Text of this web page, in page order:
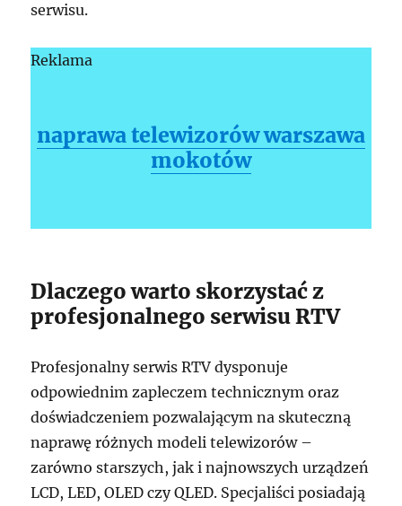
serwisu.
Reklama
naprawa telewizorów warszawa
mokotów
Dlaczego warto skorzystać z
profesjonalnego serwisu RTV
Profesjonalny serwis RTV dysponuje
odpowiednim zapleczem technicznym oraz
doświadczeniem pozwalającym na skuteczną
naprawę różnych modeli telewizorów –
zarówno starszych, jak i najnowszych urządzeń
LCD, LED, OLED czy QLED. Specjaliści posiadają